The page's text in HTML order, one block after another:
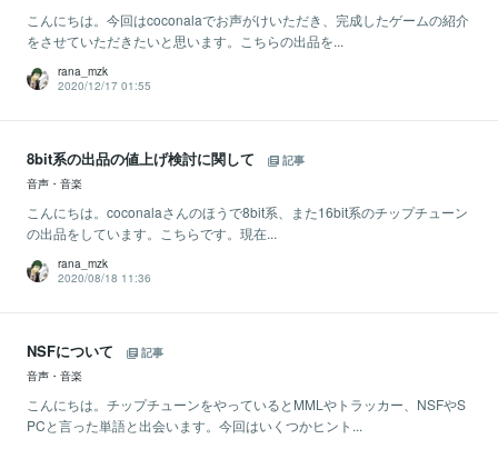
こんにちは。今回はcoconalaでお声がけいただき、完成したゲームの紹介
をさせていただきたいと思います。こちらの出品を...
rana_mzk
2020/12/17 01:55
8bit系の出品の値上げ検討に関して
記事
音声・音楽
こんにちは。coconalaさんのほうで8bit系、また16bit系のチップチューン
の出品をしています。こちらです。現在...
rana_mzk
2020/08/18 11:36
NSFについて
記事
音声・音楽
こんにちは。チップチューンをやっているとMMLやトラッカー、NSFやS
PCと言った単語と出会います。今回はいくつかヒント...